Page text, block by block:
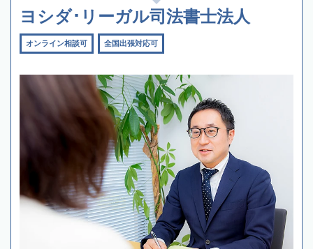
ヨシダ･リーガル司法書士法人
オンライン相談可 全国出張対応可